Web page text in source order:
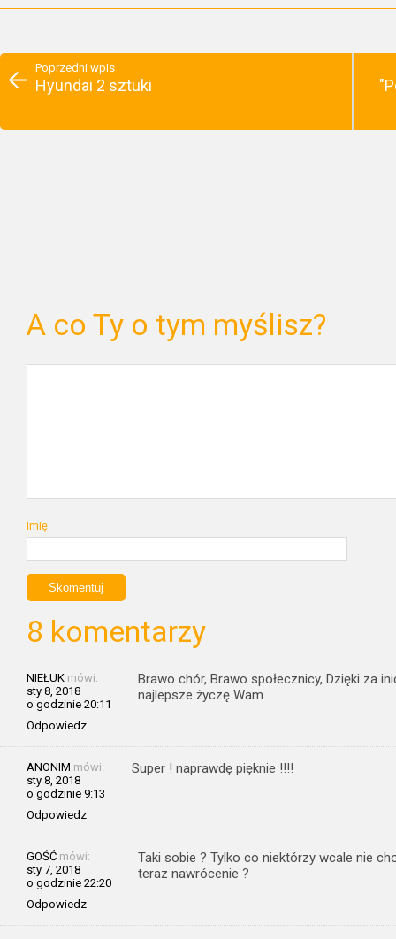
Poprzedni wpis
Hyundai 2 sztuki
A co Ty o tym myślisz?
Imię
8 komentarzy
NIEŁUK mówi:
sty 8, 2018
o godzinie 20:11
Odpowiedz
Brawo chór, Brawo społecznicy, Dzięki za
najlepsze życzę Wam.
ANONIM mówi:
sty 8, 2018
o godzinie 9:13
Odpowiedz
Super ! naprawdę pięknie !!!!
GOŚĆ mówi:
sty 7, 2018
o godzinie 22:20
Odpowiedz
Taki sobie ? Tylko co niektórzy wcale nie
teraz nawrócenie ?